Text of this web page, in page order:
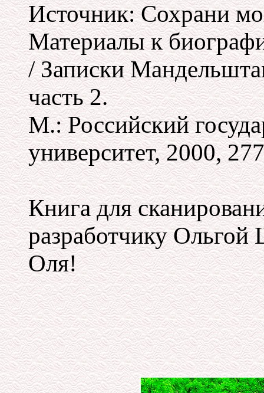
Источник: Сохрани
Материалы к
/ Записки
часть 2.
М.: Российский
университет, 2000,
Книга для
разработчику
Оля!